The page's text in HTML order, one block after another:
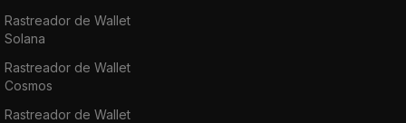
Rastreador de Wallet
Solana
Rastreador de Wallet
Cosmos
Rastreador de Wallet